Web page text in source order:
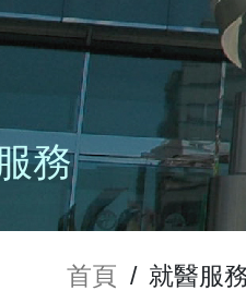
務
首頁 / 就醫服